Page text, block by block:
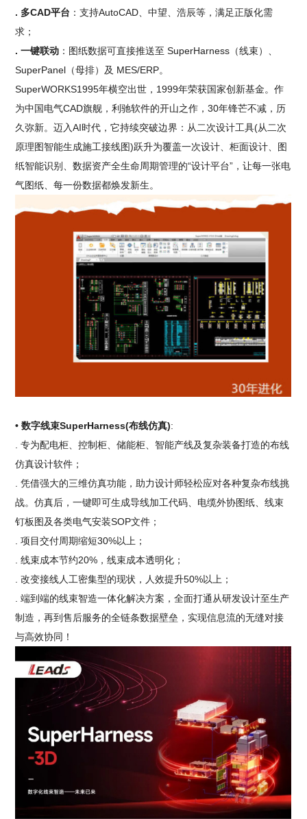
. 多CAD平台 ：支持AutoCAD、中望、浩辰等，满足正版化需
求；
. 一键联动 ：图纸数据可直接推送至 SuperHarness（线束）、
SuperPanel（母排）及 MES/ERP。
SuperWORKS1995年横空出世，1999年荣获国家创新基金。作
为中国电气CAD旗舰，利驰软件的开山之作，30年锋芒不减，历
久弥新。迈入AI时代，它持续突破边界：从二次设计工具(从二次
原理图智能生成施工接线图)跃升为覆盖一次设计、柜面设计、图
纸智能识别、数据资产全生命周期管理的“设计平台”，让每一张电
气图纸、每一份数据都焕发新生。
• 数字线束SuperHarness(布线仿真):
. 专为配电柜、控制柜、储能柜、智能产线及复杂装备打造的布线
仿真设计软件；
. 凭借强大的三维仿真功能，助力设计师轻松应对各种复杂布线挑
战。仿真后，一键即可生成导线加工代码、电缆外协图纸、线束
钉板图及各类电气安装SOP文件；
. 项目交付周期缩短30%以上；
. 线束成本节约20%，线束成本透明化；
. 改变接线人工密集型的现状，人效提升50%以上；
. 端到端的线束智造一体化解决方案，全面打通从研发设计至生产
制造，再到售后服务的全链条数据壁垒，实现信息流的无缝对接
与高效协同！